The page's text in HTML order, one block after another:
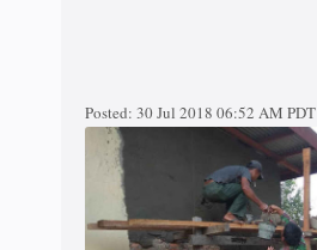
Posted: 30 Jul 2018 06:52 AM PDT